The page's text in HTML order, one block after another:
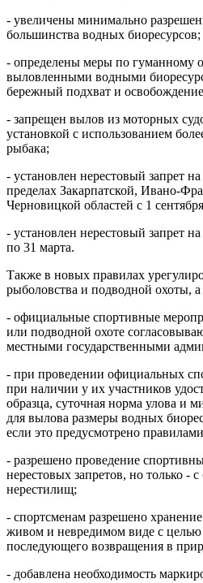
- увеличены минимально
большинства водных биоресурсов;
- определены меры по гуманному
выловленными водными
бережный подхват и
- запрещен вылов из моторных
установкой с использованием
рыбака;
- установлен нерестовый запрет
пределах Закарпатской, Ивано-
Черновицкой областей с 1
- установлен нерестовый запрет
по 31 марта.
Также в новых правилах
рыболовства и подводной охоты,
- официальные спортивные
или подводной охоте
местными государственными
- при проведении официальных
при наличии у их участников
образца, суточная норма улова и
для вылова размеры водных
если это предусмотрено
- разрешено проведение
нерестовых запретов, но только -
нерестилищ;
- спортсменам разрешено
живом и невредимом виде с
последующего возвращения в
- добавлена необходимость